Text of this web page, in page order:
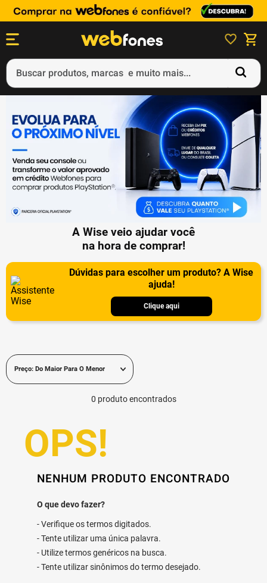
Buscar produtos, marcas e muito mais...
A Wise veio ajudar você
na hora de comprar!
Dúvidas para escolher um produto? A Wise
ajuda!
Clique aqui
Preço: Do Maior Para O Menor
0 produto
NENHUM PRODUTO ENCONTRADO
Verifique os termos digitados.
Tente utilizar uma única palavra.
Utilize termos genéricos na busca.
Tente utilizar sinônimos do termo desejado.
1º
ps5
3º
smartphone
4º
ps4
5